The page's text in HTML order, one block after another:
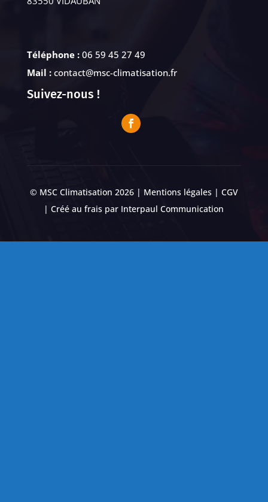
Téléphone : 06 59 45 27 49
Mail :contact@msc-climatisation.fr
Suivez-nous !
© MSC Climatisation 2026 | Mentions légales| CGV
| Créé au frais par Interpaul Communication